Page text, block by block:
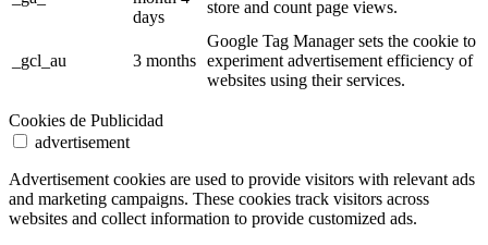
days
store and count page views.
_gcl_au 3 months
Google Tag Manager sets the cookie to
experiment advertisement efficiency of
websites using their services.
Cookies de Publicidad
advertisement
Advertisement cookies are used to provide visitors with relevant ads
and marketing campaigns. These cookies track visitors across
websites and collect information to provide customized ads.